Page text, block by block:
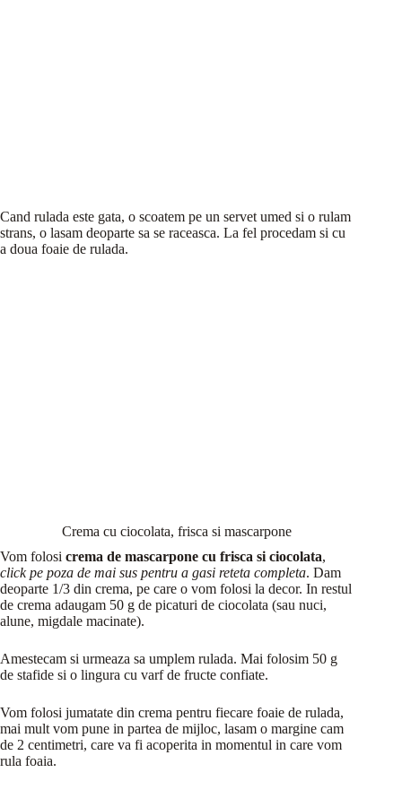
Cand rulada este gata, o scoatem pe un servet umed si o rulam
strans, o lasam deoparte sa se raceasca. La fel procedam si cu
a doua foaie de rulada.
Crema cu ciocolata, frisca si mascarpone
Vom folosi crema de mascarpone cu frisca si ciocolata,
click pe poza de mai sus pentru a gasi reteta completa. Dam
deoparte 1/3 din crema, pe care o vom folosi la decor. In restul
de crema adaugam 50 g de picaturi de ciocolata (sau nuci,
alune, migdale macinate).
Amestecam si urmeaza sa umplem rulada. Mai folosim 50 g
de stafide si o lingura cu varf de fructe confiate.
Vom folosi jumatate din crema pentru fiecare foaie de rulada,
mai mult vom pune in partea de mijloc, lasam o margine cam
de 2 centimetri, care va fi acoperita in momentul in care vom
rula foaia.